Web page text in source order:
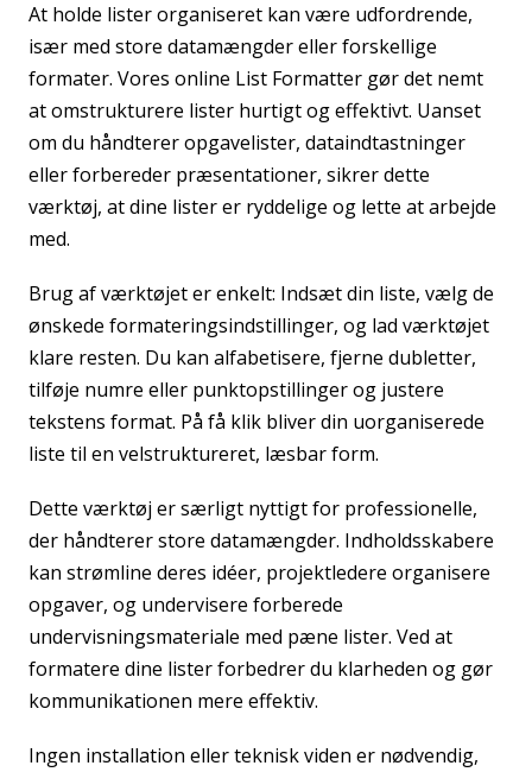
At holde lister organiseret kan være udfordrende,
især med store datamængder eller forskellige
formater. Vores online List Formatter gør det nemt
at omstrukturere lister hurtigt og effektivt. Uanset
om du håndterer opgavelister, dataindtastninger
eller forbereder præsentationer, sikrer dette
værktøj, at dine lister er ryddelige og lette at arbejde
med.
Brug af værktøjet er enkelt: Indsæt din liste, vælg de
ønskede formateringsindstillinger, og lad værktøjet
klare resten. Du kan alfabetisere, fjerne dubletter,
tilføje numre eller punktopstillinger og justere
tekstens format. På få klik bliver din uorganiserede
liste til en velstruktureret, læsbar form.
Dette værktøj er særligt nyttigt for professionelle,
der håndterer store datamængder. Indholdsskabere
kan strømline deres idéer, projektledere organisere
opgaver, og undervisere forberede
undervisningsmateriale med pæne lister. Ved at
formatere dine lister forbedrer du klarheden og gør
kommunikationen mere effektiv.
Ingen installation eller teknisk viden er nødvendig,